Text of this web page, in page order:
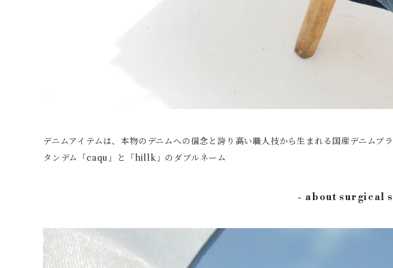
デニムアイテムは、本物のデニムへの信念と誇り高い職人技から生まれる国産デニムブ
タンデム「caqu」と「hillk」のダブルネーム
- about surgical